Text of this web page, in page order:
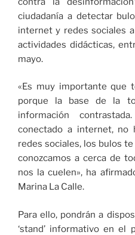
ciudadanía a detectar
internet y redes sociales
actividades didácticas,
mayo.
«Es muy importante que
porque la base de la
información
conectado a internet, no
redes sociales, los bulos
conozcamos a cerca de
nos la cuelen», ha
Marina La Calle.
Para ello, pondrán a
‘stand’ informativo en el